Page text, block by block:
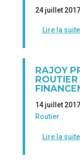
24 juillet 2017
Lire la suite
RAJOY
14 juillet 2017
Routier
Lire la suite